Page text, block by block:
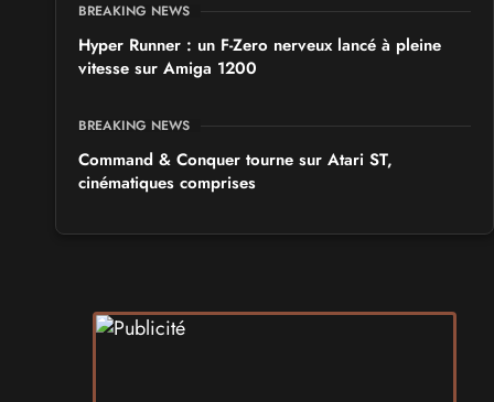
BREAKING NEWS
Hyper Runner : un F-Zero nerveux lancé à pleine
vitesse sur Amiga 1200
BREAKING NEWS
Command & Conquer tourne sur Atari ST,
cinématiques comprises